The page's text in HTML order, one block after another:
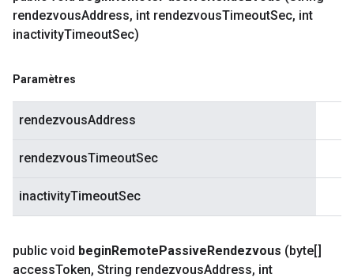
rendezvousAddress, int rendezvousTimeoutSec, int
inactivityTimeoutSec)
Paramètres
rendezvousAddress
rendezvousTimeoutSec
inactivityTimeoutSec
public void beginRemotePassiveRendezvous (byte[]
accessToken, String rendezvousAddress, int